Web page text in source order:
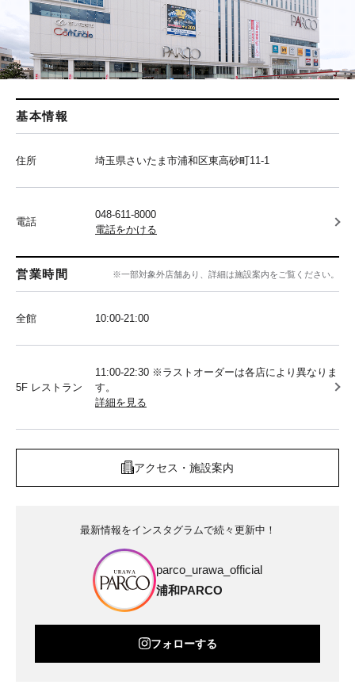
基本情報
住所 埼玉県さいたま市浦和区東高砂町11-1
電話
048-611-8000
電話をかける
営業時間 ※一部対象外店舗あり、詳細は施設案内をご覧ください。
全館 10:00‐21:00
5F レストラン
11:00-22:30 ※ラストオーダーは各店により異なりま
す。
詳細を見る
アクセス・施設案内
最新情報をインスタグラムで続々更新中！
parco_urawa_official
浦和PARCO
フォローする